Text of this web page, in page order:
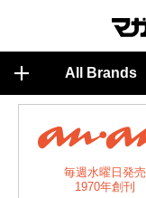
All Brands
毎週水曜日発売
1970年創刊